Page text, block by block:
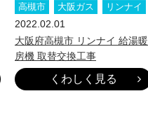
高槻市
大阪ガス リンナイ
2022.02.01
大阪府高槻市 リンナイ 給湯暖
房機 取替交換工事
くわしく見る